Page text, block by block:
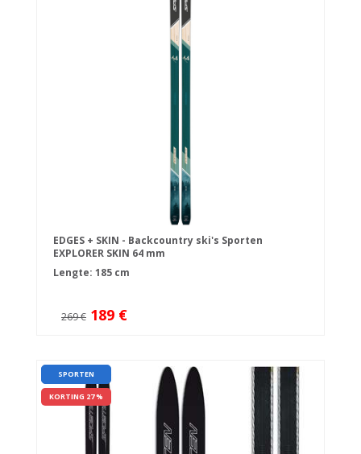
EDGES + SKIN - Backcountry ski's Sporten
EXPLORER SKIN 64 mm
Lengte: 185 cm
269 € 189 €
SPORTEN
KORTING 27 %